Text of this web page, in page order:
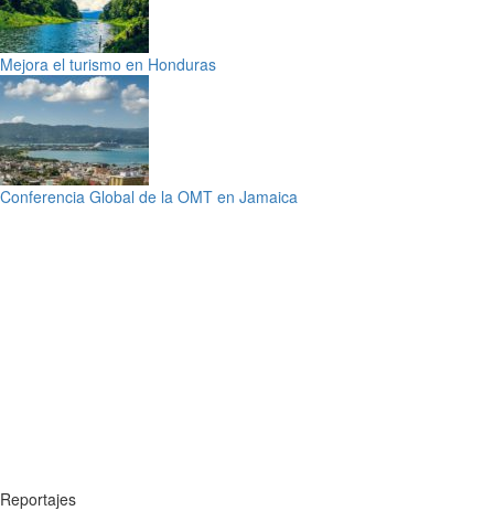
Mejora el turismo en Honduras
Conferencia Global de la OMT en Jamaica
Reportajes